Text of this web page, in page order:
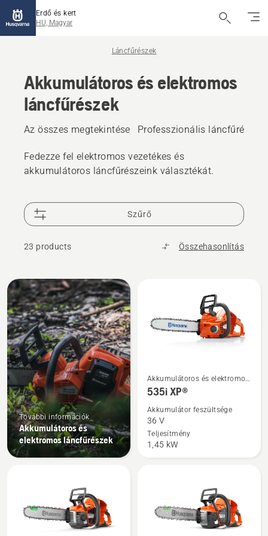
Erdő és kert
HU, Magyar
Láncfűrészek
Akkumulátoros és elektromos
láncfűrészek
Az összes megtekintése Professzionális láncfűrészek
Fedezze fel elektromos vezetékes és
akkumulátoros láncfűrészeink választékát.
Szűrő
23 products Összehasonlítás
All
products
További információk
Akkumulátoros és
elektromos láncfűrészek
További
részletek
535i
XP®
termékről
Akkumulátoros és elektromos
láncfűrészek
535i XP®
Akkumulátor feszültsége
36 V
Teljesítmény
1,45 kW